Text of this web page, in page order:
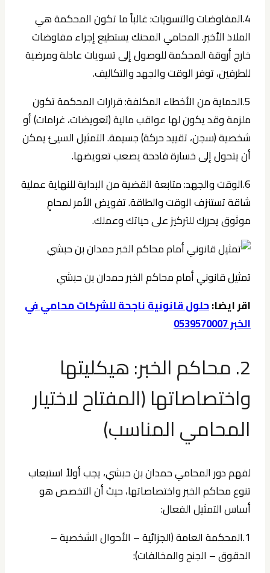
4.المفاوضات والتسويات:
غالباً ما تكون المحكمة هي
الملاذ الأخير. المحامي المحنك يستطيع إجراء مفاوضات
خارج أروقة المحكمة للوصول إلى تسويات عادلة ومرضية
للطرفين، توفر الوقت والجهد والتكاليف.
5.الحماية من الأخطاء المكلفة:
قرارات المحكمة تكون
ملزمة وقد يكون لها عواقب مالية (تعويضات، غرامات) أو
شخصية (سجن، تقييد حركة) جسيمة. التمثيل السيئ يمكن
أن يتحول إلى خسارة فادحة يصعب تعويضها.
6.الوقت والجهد:
متابعة القضية من البداية للنهاية عملية
شاقة تستنزف الوقت والطاقة. تفويض الأمر لمحامٍ
موثوق يحررك للتركيز على حياتك وعملك.
تمثيل قانوني أمام محاكم الخبر حمدان بن حبشي
اقر ايضا:حلول قانونية ناجحة للشركات محامي في
الخبر 0539570007
2. محاكم الخبر: هيكليتها
واختصاصاتها (المفتاح لاختيار
المحامي المناسب)
لفهم دور المحامي حمدان بن حبشي، يجب أولاً استيعاب
تنوع محاكم الخبر واختصاصاتها، حيث أن التخصص هو
أساس التمثيل الفعال:
1.المحكمة العامة (الجزائية – الأحوال الشخصية –
الحقوق – الجنح والمخالفات):